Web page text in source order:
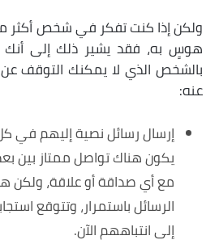
ولكن إذا كنت تفكر في شخص أكثر
هوسٍ به، فقد يشير ذلك إلى أنك
بالشخص الذي لا يمكنك التوقف عن
عنه:
إرسال رسائل نصية إليهم في كل
يكون هناك تواصل ممتاز بين
مع أي صداقة أو علاقة، ولكن
الرسائل باستمرار، وتتوقع
إلى انتباههم الآن.